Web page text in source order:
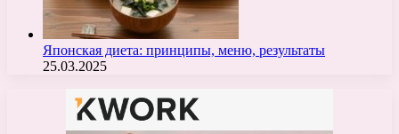
Японская диета: принципы, меню, результаты
25.03.2025